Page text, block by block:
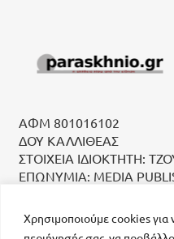
Χρησιμοποιούμε cookies για
ΑΦΜ 801016102
ΔΟΥ ΚΑΛΛΙΘΕΑΣ
ΣΤΟΙΧΕΙΑ ΙΔΙΟΚΤΗΤΗ:
ΕΠΩΝΥΜΙΑ: MEDIA